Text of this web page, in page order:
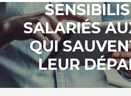
SALARIÉS
QUI
LEUR